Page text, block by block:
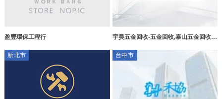
盈豐環保工程行
宇昊五金回收-五金回收,泰山五金回收,
收
新北市 台中市